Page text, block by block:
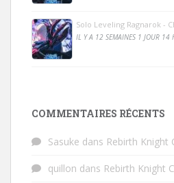
Solo Leveling Ragnarok -
IL Y A 12 SEMAINES 1 JOUR 14
COMMENTAIRES RÉCENTS
Sasuke dans Rebirth Knight
quillon dans Rebirth Knight